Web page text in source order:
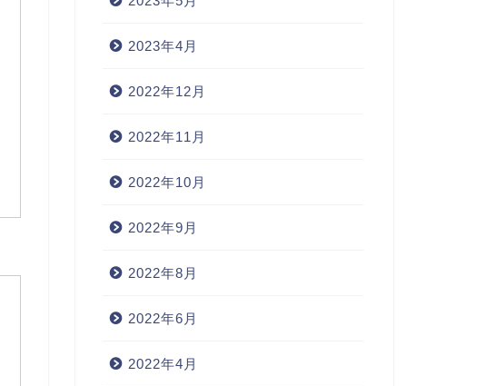
2023年4月
2022年12月
2022年11月
2022年10月
2022年9月
2022年8月
2022年6月
2022年4月